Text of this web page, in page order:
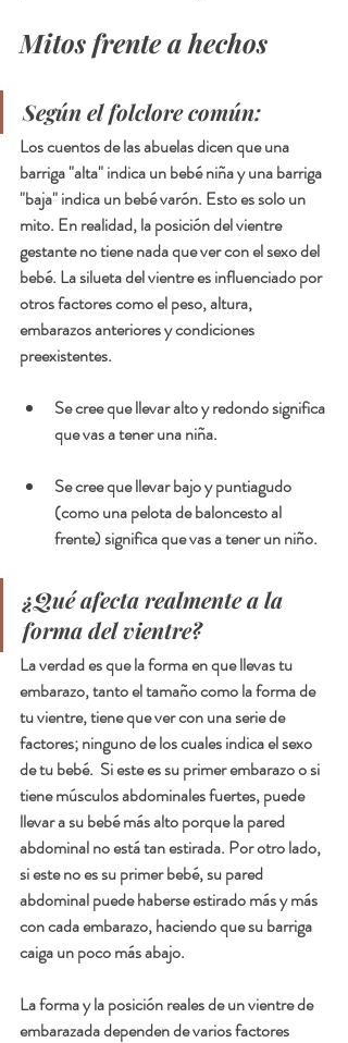
Mitos frente a hechos
Según el folclore común:
Los cuentos de las abuelas dicen que una
barriga "alta" indica un bebé niña y una barriga
"baja" indica un bebé varón. Esto es solo un
mito. En realidad, la posición del vientre
gestante no tiene nada que ver con el sexo del
bebé. La silueta del vientre es influenciado por
otros factores como el peso, altura,
embarazos anteriores y condiciones
preexistentes.
Se cree que llevar alto y redondo significa
que vas a tener una niña.
Se cree que llevar bajo y puntiagudo
(como una pelota de baloncesto al
frente) significa que vas a tener un niño.
¿Qué afecta realmente a la
forma del vientre?
La verdad es que la forma en que llevas tu
embarazo, tanto el tamaño como la forma de
tu vientre, tiene que ver con una serie de
factores; ninguno de los cuales indica el sexo
de tu bebé.  Si este es su primer embarazo o si
tiene músculos abdominales fuertes, puede
llevar a su bebé más alto porque la pared
abdominal no está tan estirada. Por otro lado,
si este no es su primer bebé, su pared
abdominal puede haberse estirado más y más
con cada embarazo, haciendo que su barriga
caiga un poco más abajo.
La forma y la posición reales de un vientre de
embarazada dependen de varios factores